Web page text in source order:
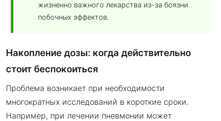
жизненно важного лекарства из-за боязни
побочных эффектов.
Накопление дозы: когда действительно
стоит беспокоиться
Проблема возникает при необходимости
многократных исследований в короткие сроки.
Например, при лечении пневмонии может